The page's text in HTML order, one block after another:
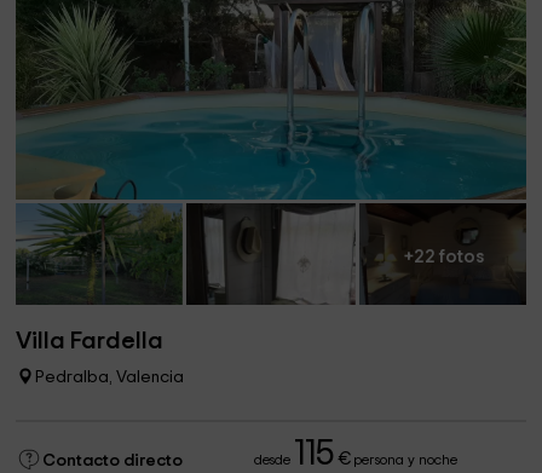
+22 fotos
Villa Fardella
Pedralba, Valencia
Contacto directo desde 115 €persona y noche